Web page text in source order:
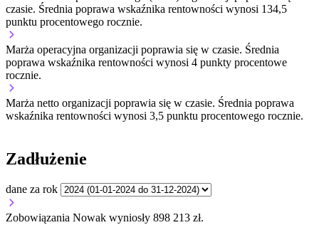
czasie. Średnia poprawa wskaźnika rentowności wynosi 134,5
punktu procentowego rocznie.
Marża operacyjna organizacji poprawia się w czasie. Średnia
poprawa wskaźnika rentowności wynosi 4 punkty procentowe
rocznie.
Marża netto organizacji poprawia się w czasie. Średnia poprawa
wskaźnika rentowności wynosi 3,5 punktu procentowego rocznie.
Zadłużenie
dane za rok
Zobowiązania Nowak wyniosły 898 213 zł.